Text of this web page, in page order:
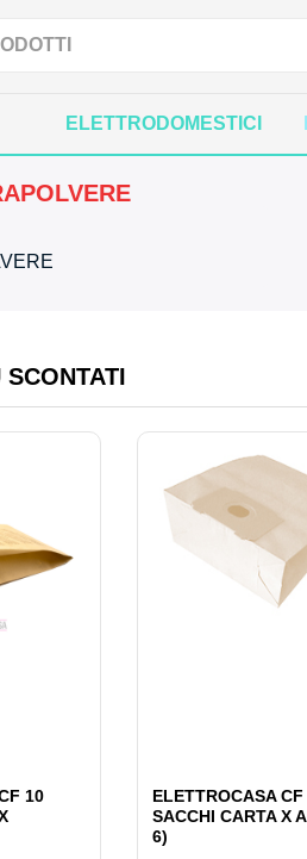
ELETTRODOMESTICI
SCONTATI
10
ELETTROCASA
SACCHI CARTA X
6)